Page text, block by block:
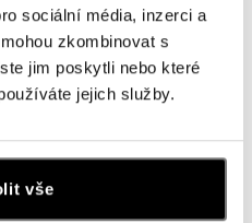
sociální média, inzerci a
zkombinovat s
jim poskytli nebo které
jejich služby.
vše
Moravská Ostrava
565 187
Smíchov, Praha 5
546 889